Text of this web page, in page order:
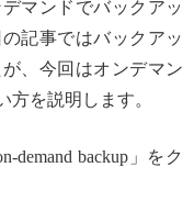
マンドでバックアッ
記事ではバックアッ
、今回はオンデマン
方を説明します。
demand backup」をク